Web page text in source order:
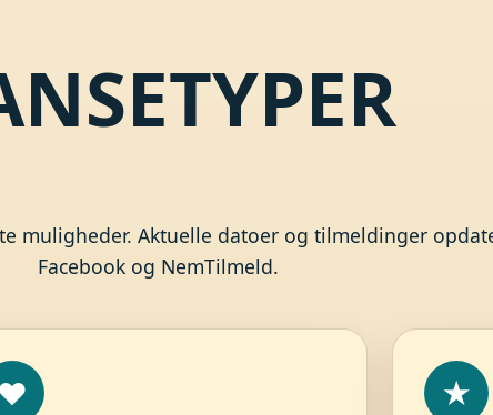
muligheder. Aktuelle datoer og tilmeldinger
Facebook og NemTilmeld.
★